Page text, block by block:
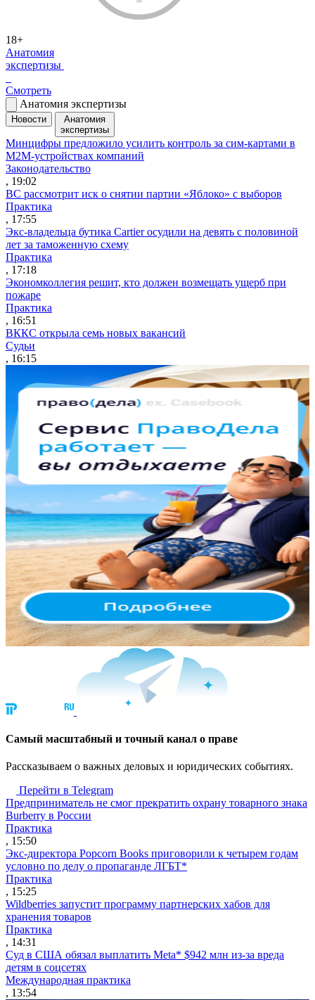
18+
Анатомия
экспертизы
Смотреть
Анатомия экспертизы
Новости
Анатомия
экспертизы
Минцифры предложило усилить контроль за сим-картами в
M2M-устройствах компаний
Законодательство
, 19:02
ВС рассмотрит иск о снятии партии «Яблоко» с выборов
Практика
, 17:55
Экс-владельца бутика Cartier осудили на девять с половиной
лет за таможенную схему
Практика
, 17:18
Экономколлегия решит, кто должен возмещать ущерб при
пожаре
Практика
, 16:51
ВККС открыла семь новых вакансий
Судьи
, 16:15
Cамый масштабный и точный канал о праве
Рассказываем о важных деловых и юридических событиях.
Перейти в Telegram
Предприниматель не смог прекратить охрану товарного знака
Burberry в России
Практика
, 15:50
Экс-директора Popcorn Books приговорили к четырем годам
условно по делу о пропаганде ЛГБТ*
Практика
, 15:25
Wildberries запустит программу партнерских хабов для
хранения товаров
Практика
, 14:31
Суд в США обязал выплатить Meta* $942 млн из-за вреда
детям в соцсетях
Международная практика
, 13:54